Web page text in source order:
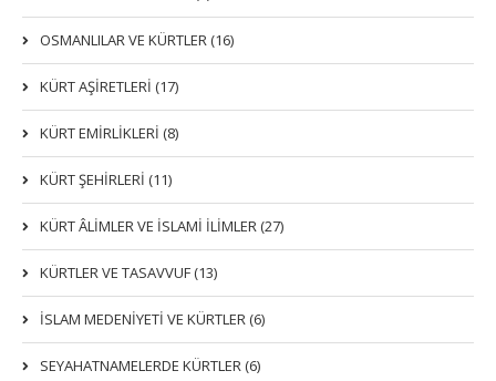
OSMANLILAR VE KÜRTLER (16)
KÜRT AŞİRETLERİ (17)
KÜRT EMİRLİKLERİ (8)
KÜRT ŞEHİRLERİ (11)
KÜRT ÂLİMLER VE İSLAMİ İLİMLER (27)
KÜRTLER VE TASAVVUF (13)
İSLAM MEDENİYETİ VE KÜRTLER (6)
SEYAHATNAMELERDE KÜRTLER (6)